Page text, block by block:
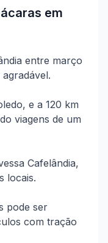
em
entre março
e a 120 km
viagens de um
Cafelândia,
locais.
pode ser
com tração